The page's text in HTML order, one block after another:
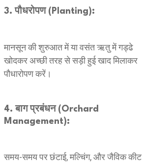
3. पौधरोपण (Planting):
मानसून की शुरुआत में या वसंत ऋतु में गड्ढे
खोदकर अच्छी तरह से सड़ी हुई खाद मिलाकर
पौधारोपण करें।
4. बाग प्रबंधन (Orchard
Management):
समय-समय पर छंटाई, मल्चिंग, और जैविक कीट